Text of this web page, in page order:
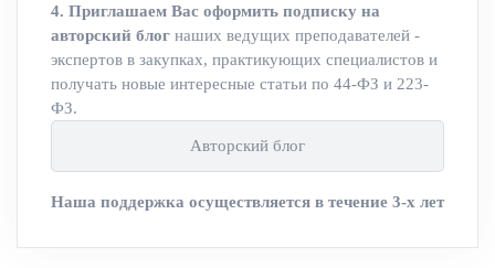
4. Приглашаем Вас оформить подписку на
авторский блог наших ведущих преподавателей -
экспертов в закупках, практикующих специалистов и
получать новые интересные статьи по 44-ФЗ и 223-
ФЗ.
Авторский блог
Наша поддержка осуществляется в течение 3-х лет